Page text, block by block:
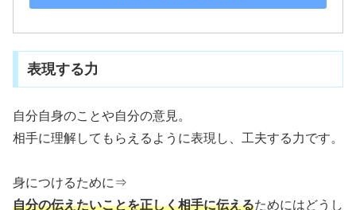
表現する力
自分自身のことや自分の意見。
相手に理解してもらえるように表現し、工夫する力です。
身につけるために⇒
自分の伝えたいことを正しく相手に伝えるためにはどうし